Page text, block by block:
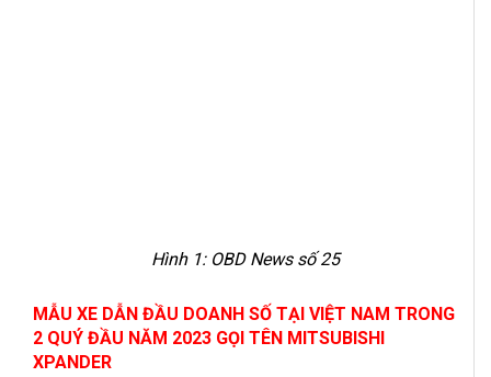
Hình 1: OBD News số 25
MẪU XE DẪN ĐẦU DOANH SỐ TẠI VIỆT NAM TRONG
2 QUÝ ĐẦU NĂM 2023 GỌI TÊN MITSUBISHI
XPANDER